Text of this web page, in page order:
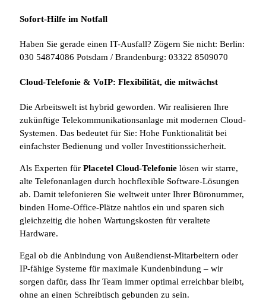
Sofort-Hilfe im Notfall
Haben Sie gerade einen IT-Ausfall? Zögern Sie nicht: Berlin:
030 54874086 Potsdam / Brandenburg: 03322 8509070
Cloud-Telefonie & VoIP: Flexibilität, die mitwächst
Die Arbeitswelt ist hybrid geworden. Wir realisieren Ihre
zukünftige Telekommunikationsanlage mit modernen Cloud-
Systemen. Das bedeutet für Sie: Hohe Funktionalität bei
einfachster Bedienung und voller Investitionssicherheit.
Als Experten für Placetel Cloud-Telefonie lösen wir starre,
alte Telefonanlagen durch hochflexible Software-Lösungen
ab. Damit telefonieren Sie weltweit unter Ihrer Büronummer,
binden Home-Office-Plätze nahtlos ein und sparen sich
gleichzeitig die hohen Wartungskosten für veraltete
Hardware.
Egal ob die Anbindung von Außendienst-Mitarbeitern oder
IP-fähige Systeme für maximale Kundenbindung – wir
sorgen dafür, dass Ihr Team immer optimal erreichbar bleibt,
ohne an einen Schreibtisch gebunden zu sein.